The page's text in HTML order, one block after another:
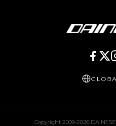
Copyright 2009-2026